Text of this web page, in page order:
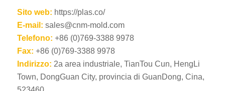
Sito web: https://plas.co/
E-mail: sales@cnm-mold.com
Telefono: +86 (0)769-3388 9978
Fax: +86 (0)769-3388 9978
Indirizzo: 2a area industriale, TianTou Cun, HengLi
Town, DongGuan City, provincia di GuanDong, Cina,